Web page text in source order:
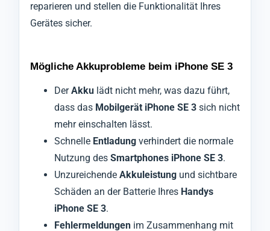
reparieren und stellen die Funktionalität Ihres
Gerätes sicher.
Mögliche Akkuprobleme beim iPhone SE 3
DerAkku lädt nicht mehr, was dazu führt,
dass das Mobilgerät iPhone SE 3 sich nicht
mehr einschalten lässt.
Schnelle Entladung verhindert die normale
Nutzung des Smartphones iPhone SE 3.
Unzureichende Akkuleistung und sichtbare
Schäden an der Batterie Ihres Handys
iPhone SE 3.
Fehlermeldungen im Zusammenhang mit